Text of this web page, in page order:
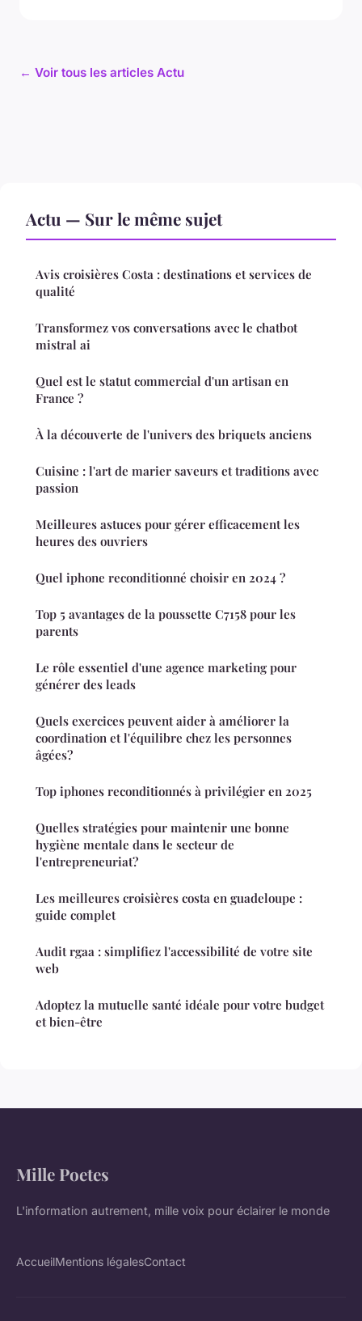
← Voir tous les articles Actu
Actu — Sur le même sujet
Avis croisières Costa : destinations et services de
qualité
Transformez vos conversations avec le chatbot
mistral ai
Quel est le statut commercial d'un artisan en
France ?
À la découverte de l'univers des briquets anciens
Cuisine : l'art de marier saveurs et traditions avec
passion
Meilleures astuces pour gérer efficacement les
heures des ouvriers
Quel iphone reconditionné choisir en 2024 ?
Top 5 avantages de la poussette C7158 pour les
parents
Le rôle essentiel d'une agence marketing pour
générer des leads
Quels exercices peuvent aider à améliorer la
coordination et l'équilibre chez les personnes
âgées?
Top iphones reconditionnés à privilégier en 2025
Quelles stratégies pour maintenir une bonne
hygiène mentale dans le secteur de
l'entrepreneuriat?
Les meilleures croisières costa en guadeloupe :
guide complet
Audit rgaa : simplifiez l'accessibilité de votre site
web
Adoptez la mutuelle santé idéale pour votre budget
et bien-être
Mille Poetes
L'information autrement, mille voix pour éclairer le monde
AccueilMentions légalesContact